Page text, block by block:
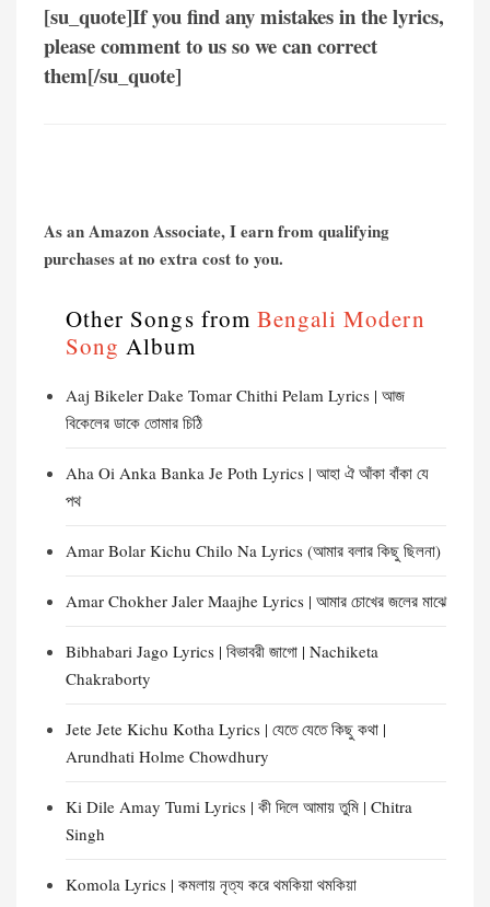
[su_quote]If you find any mistakes in the lyrics,
please comment to us so we can correct
them[/su_quote]
As an Amazon Associate, I earn from qualifying
purchases at no extra cost to you.
Other Songs from Bengali Modern
Song Album
Aaj Bikeler Dake Tomar Chithi Pelam Lyrics | আজ
বিকেলের ডাকে তোমার চিঠি
Aha Oi Anka Banka Je Poth Lyrics | আহা ঐ আঁকা বাঁকা যে
পথ
Amar Bolar Kichu Chilo Na Lyrics (আমার বলার কিছু ছিলনা)
Amar Chokher Jaler Maajhe Lyrics | আমার চোখের জলের মাঝে
Bibhabari Jago Lyrics | বিভাবরী জাগো | Nachiketa
Chakraborty
Jete Jete Kichu Kotha Lyrics | যেতে যেতে কিছু কথা |
Arundhati Holme Chowdhury
Ki Dile Amay Tumi Lyrics | কী দিলে আমায় তুমি | Chitra
Singh
Komola Lyrics | কমলায় নৃত্য করে থমকিয়া থমকিয়া